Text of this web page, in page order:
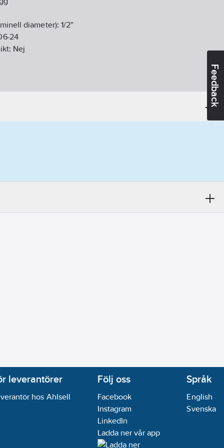
Feedback
diameter):1/2"
24
Nej
leverantörer
hos Ahlsell
Följ oss
Facebook
Instagram
LinkedIn
Ladda ner vår app
Språk
English
Svenska